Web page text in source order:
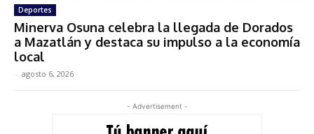
Deportes
Minerva Osuna celebra la llegada de Dorados
a Mazatlán y destaca su impulso a la economía
local
- agosto 6, 2026
- Advertisement -